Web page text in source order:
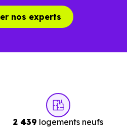
environnemental
réduit
nos experts
2 439 logements neufs